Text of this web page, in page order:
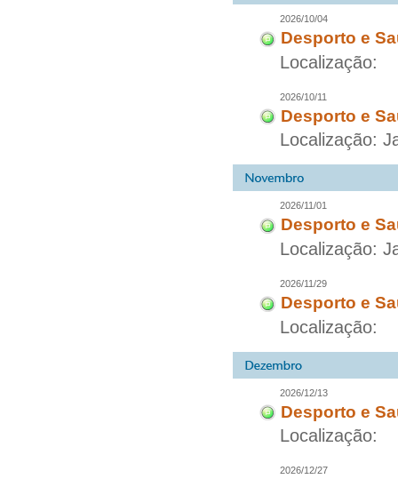
2026/10/04
Desporto e
Localização:
2026/10/11
Desporto e
Localização:
2026/11/01
Desporto e
Localização:
2026/11/29
Desporto e
Localização:
2026/12/13
Desporto e
Localização:
2026/12/27